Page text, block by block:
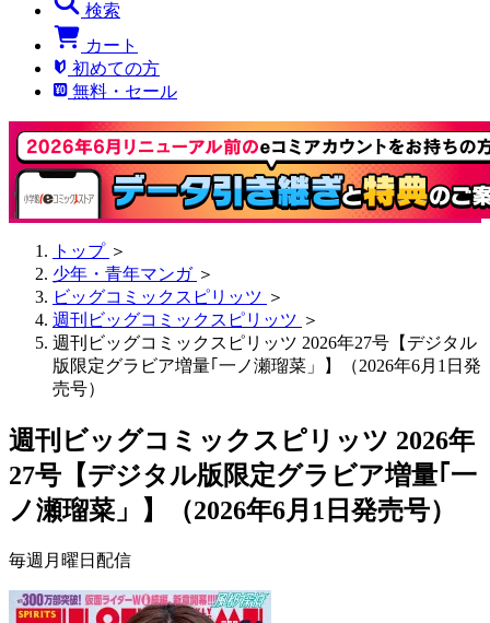
検索
カート
初めての方
無料・セール
トップ ＞
少年・青年マンガ ＞
ビッグコミックスピリッツ ＞
週刊ビッグコミックスピリッツ ＞
週刊ビッグコミックスピリッツ 2026年27号【デジタル
版限定グラビア増量｢一ノ瀬瑠菜」】（2026年6月1日発
売号）
週刊ビッグコミックスピリッツ 2026年
27号【デジタル版限定グラビア増量｢一
ノ瀬瑠菜」】（2026年6月1日発売号）
毎週月曜日配信